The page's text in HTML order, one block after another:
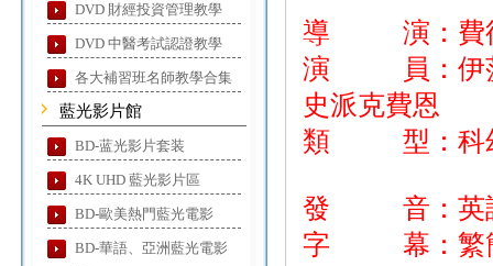
DVD 財經投資管理教學
DVD 中醫考試認證教學
各大補習班名師教學合集
藍光影片館
BD-蓝光影片套装
4K UHD 藍光影片區
BD-歐美熱門藍光電影
BD-華語、亞洲藍光電影
導 演：費德
演 員：伊莎
史派克費恩
類 型：科幻
發 音：英
字 幕：繁簡